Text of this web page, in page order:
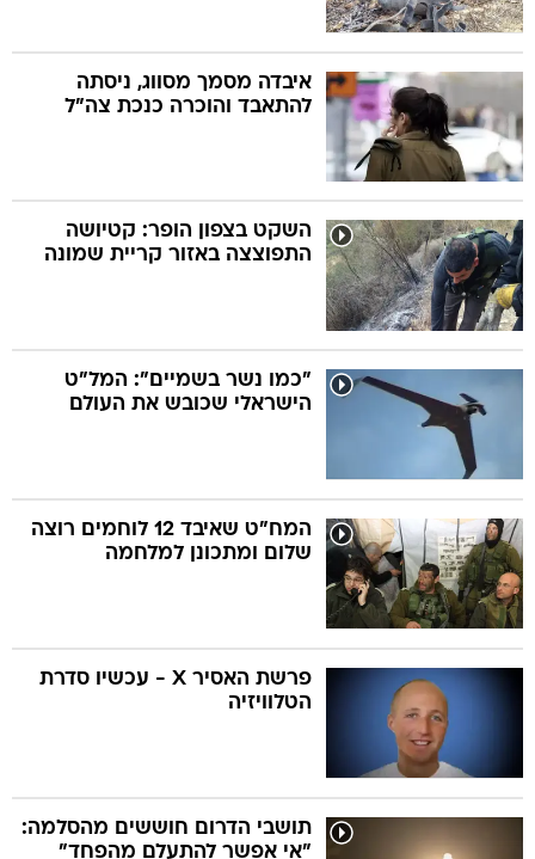
איבדה מסמך מסווג, ניסתה
להתאבד והוכרה כנכת צה"ל
השקט בצפון הופר: קטיושה
התפוצצה באזור קריית שמונה
"כמו נשר בשמיים": המל"ט
הישראלי שכובש את העולם
המח"ט שאיבד 12 לוחמים רוצה
שלום ומתכונן למלחמה
פרשת האסיר X - עכשיו סדרת
הטלוויזיה
תושבי הדרום חוששים מהסלמה:
"אי אפשר להתעלם מהפחד"